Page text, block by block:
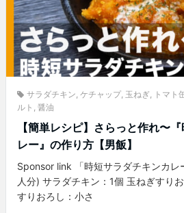
サラダチキン, ケチャップ, 玉ねぎ, トマト
ルト , 醤油
【簡単レシピ】さらっと作れ〜
レー』の作り方【男飯】
Sponsor link 「時短サラダチキンカレ
人分) サラダチキン：1個 玉ねぎすり
すりおろし：小さ